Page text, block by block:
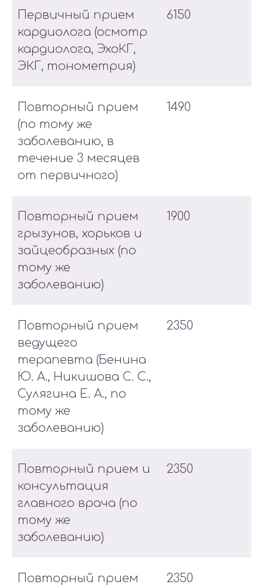
Первичный прием
кардиолога (осмотр
кардиолога, ЭхоКГ,
ЭКГ, тонометрия)
6150
Повторный прием
(по тому же
заболеванию, в
течение 3 месяцев
от первичного)
1490
Повторный прием
грызунов, хорьков и
зайцеобразных (по
тому же
заболеванию)
1900
Повторный прием
ведущего
терапевта (Бенина
Ю. А., Никишова С. С.,
Сулягина Е. А., по
тому же
заболеванию)
2350
Повторный прием и
консультация
главного врача (по
тому же
заболеванию)
2350
Повторный прием
2350